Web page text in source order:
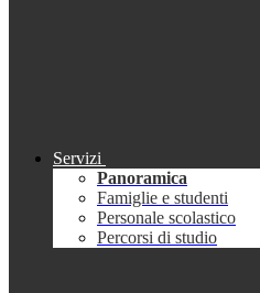
Servizi
Panoramica
Famiglie e studenti
Personale scolastico
Percorsi di studio